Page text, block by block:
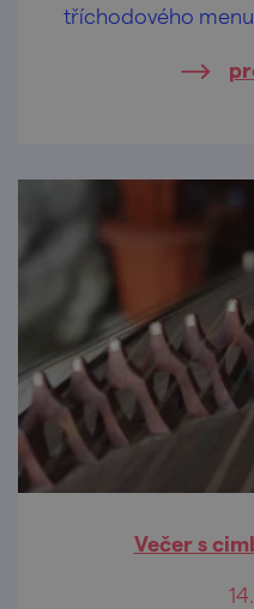
tříchodového menu
Večer s